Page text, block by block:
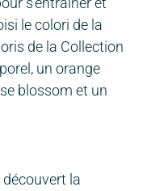
le colori de la
de la Collection
un orange
blossom et un
la